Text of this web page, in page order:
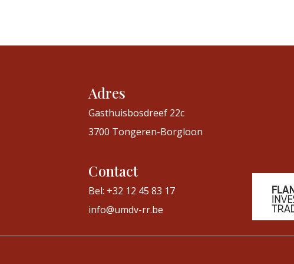
Adres
Gasthuisbosdreef 22c
3700 Tongeren-Borgloon
Contact
Bel: +32 12 45 83 17
info@umdv-rr.be